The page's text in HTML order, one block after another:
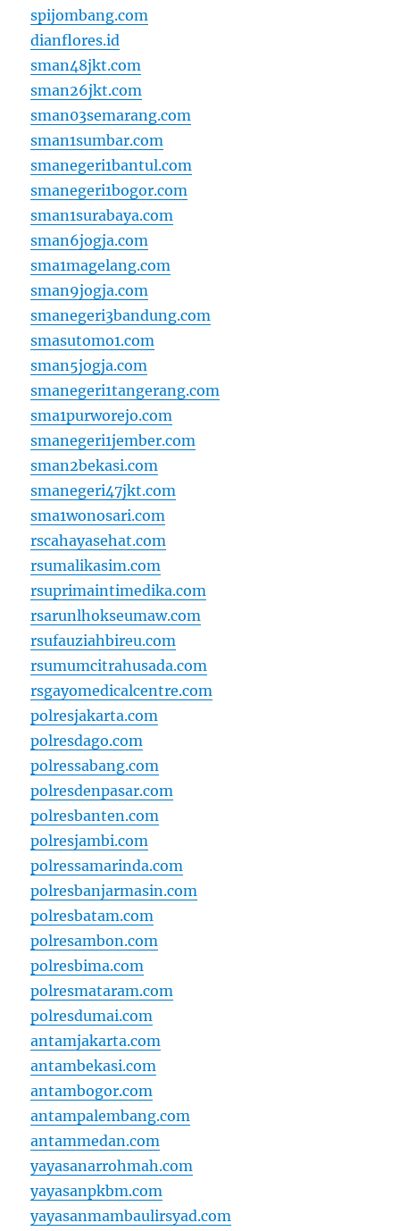
spijombang.com
dianflores.id
sman48jkt.com
sman26jkt.com
sman03semarang.com
sman1sumbar.com
smanegeri1bantul.com
smanegeri1bogor.com
sman1surabaya.com
sman6jogja.com
sma1magelang.com
sman9jogja.com
smanegeri3bandung.com
smasutomo1.com
sman5jogja.com
smanegeri1tangerang.com
sma1purworejo.com
smanegeri1jember.com
sman2bekasi.com
smanegeri47jkt.com
sma1wonosari.com
rscahayasehat.com
rsumalikasim.com
rsuprimaintimedika.com
rsarunlhokseumaw.com
rsufauziahbireu.com
rsumumcitrahusada.com
rsgayomedicalcentre.com
polresjakarta.com
polresdago.com
polressabang.com
polresdenpasar.com
polresbanten.com
polresjambi.com
polressamarinda.com
polresbanjarmasin.com
polresbatam.com
polresambon.com
polresbima.com
polresmataram.com
polresdumai.com
antamjakarta.com
antambekasi.com
antambogor.com
antampalembang.com
antammedan.com
yayasanarrohmah.com
yayasanpkbm.com
yayasanmambaulirsyad.com